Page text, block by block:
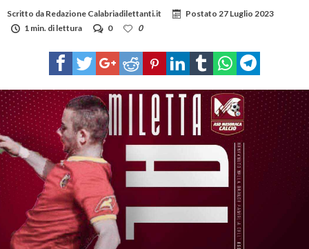
Scritto da Redazione Calabriadilettanti.it Postato 27 Luglio 2023
1 min. di lettura
0 0